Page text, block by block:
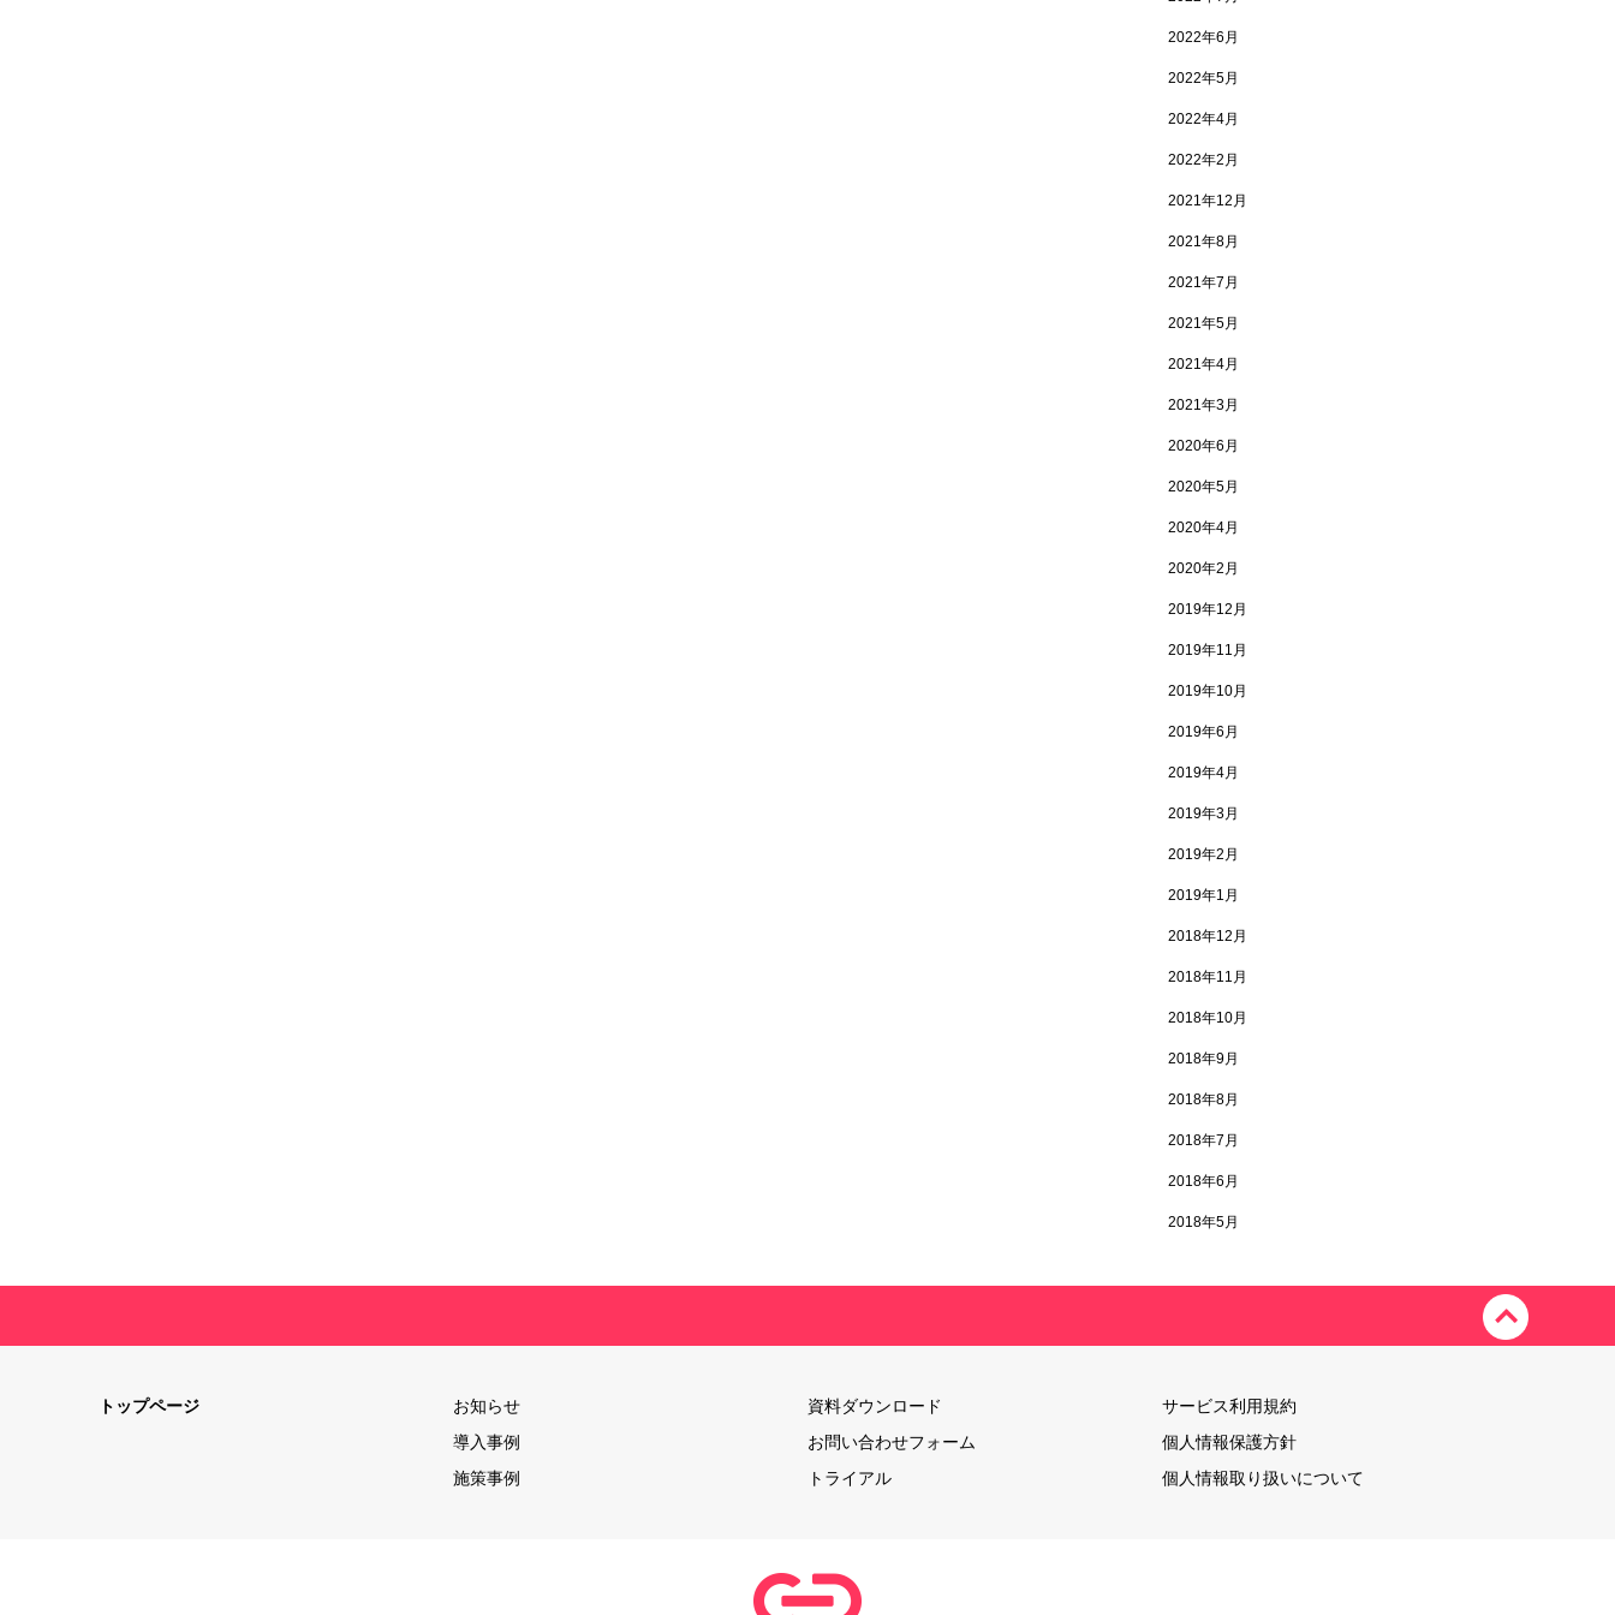
2022年6月
2022年5月
2022年4月
2022年2月
2021年12月
2021年8月
2021年7月
2021年5月
2021年4月
2021年3月
2020年6月
2020年5月
2020年4月
2020年2月
2019年12月
2019年11月
2019年10月
2019年6月
2019年4月
2019年3月
2019年2月
2019年1月
2018年12月
2018年11月
2018年10月
2018年9月
2018年8月
2018年7月
2018年6月
2018年5月
トップページ
お知らせ
導入事例
施策事例
資料ダウンロード
お問い合わせフォーム
トライアル
サービス利用規約
個人情報保護方針
個人情報取り扱いについて